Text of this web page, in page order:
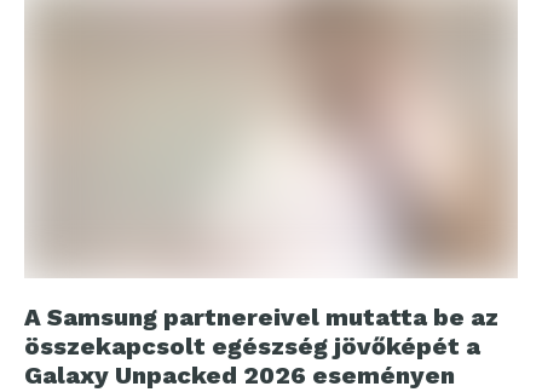
A Samsung partnereivel mutatta be az
összekapcsolt egészség jövőképét a
Galaxy Unpacked 2026 eseményen